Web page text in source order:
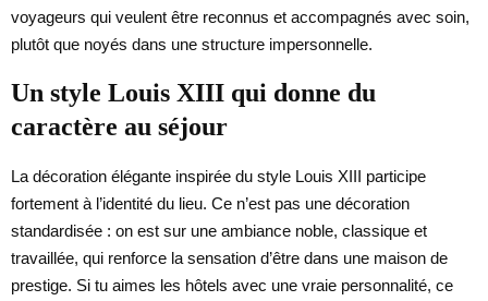
voyageurs qui veulent être reconnus et accompagnés avec soin,
plutôt que noyés dans une structure impersonnelle.
Un style Louis XIII qui donne du
caractère au séjour
La décoration élégante inspirée du style Louis XIII participe
fortement à l’identité du lieu. Ce n’est pas une décoration
standardisée : on est sur une ambiance noble, classique et
travaillée, qui renforce la sensation d’être dans une maison de
prestige. Si tu aimes les hôtels avec une vraie personnalité, ce